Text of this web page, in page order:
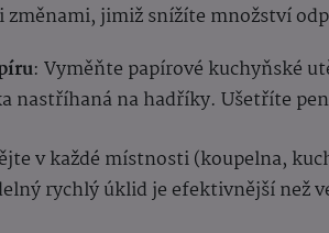
změnami, jimiž snížíte množství
: Vyměňte papírové kuchyňské
nastříhaná na hadříky. Ušetříte
v každé místnosti (koupelna,
rychlý úklid je efektivnější než